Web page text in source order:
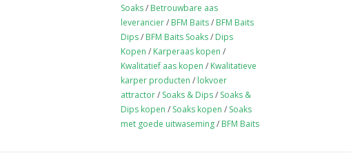
Soaks/ Betrouwbare aas
leverancier/ BFM Baits/ BFM Baits
Dips/ BFM Baits Soaks/ Dips
Kopen / Karperaas kopen /
Kwalitatief aas kopen / Kwalitatieve
karper producten / lokvoer
attractor/ Soaks & Dips/ Soaks &
Dips kopen / Soaks kopen / Soaks
met goede uitwaseming/ BFM Baits